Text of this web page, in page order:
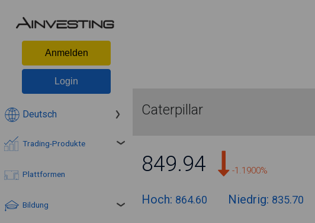
Anmelden
Login
Deutsch
Trading-Produkte
Plattformen
Bildung
Caterpillar
849.94 -1.1900%
Hoch: 864.60 Niedrig: 835.70